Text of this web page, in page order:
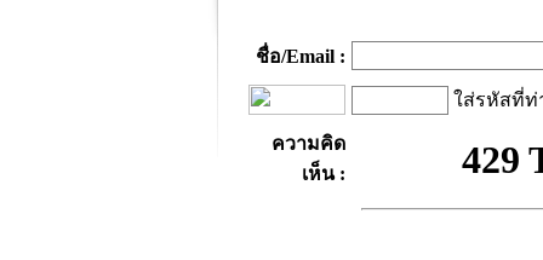
ชื่อ/Email :
ใส่รหัสที่ท่
ความคิด
เห็น :